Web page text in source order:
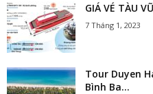
GIÁ VÉ TÀU
7 Tháng 1, 2023
Tour Duyen
Bình Ba...